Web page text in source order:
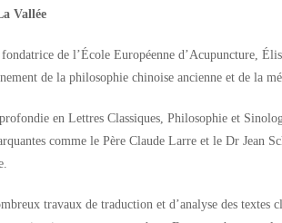
Vallée
de l’École Européenne d’Acupuncture,
de la philosophie chinoise ancienne et de la
en Lettres Classiques, Philosophie et
comme le Père Claude Larre et le Dr Jean
travaux de traduction et d’analyse des textes